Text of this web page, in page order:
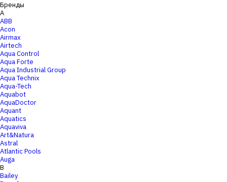
Бренды
A
ABB
Acon
Airmax
Airtech
Aqua Control
Aqua Forte
Aqua Industrial Group
Aqua Technix
Aqua-Tech
Aquabot
AquaDoctor
Aquant
Aquatics
Aquaviva
Art&Natura
Astral
Atlantic Pools
Auga
B
Bailey